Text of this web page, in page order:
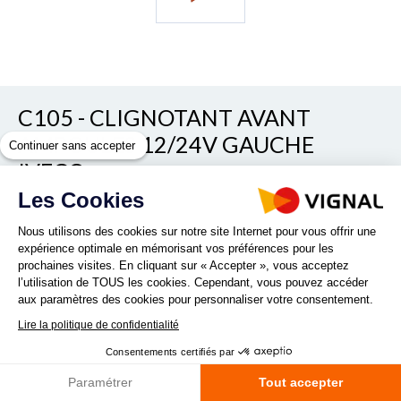
C105 - CLIGNOTANT AVANT
AMPOULES 12/24V GAUCHE
IVECO
Quantité :
Continuer sans accepter
Les Cookies
Nous utilisons des cookies sur notre site Internet pour vous offrir une
expérience optimale en mémorisant vos préférences pour les
prochaines visites. En cliquant sur « Accepter », vous acceptez
l’utilisation de TOUS les cookies. Cependant, vous pouvez accéder
aux paramètres des cookies pour personnaliser votre consentement.
Lire la politique de confidentialité
Consentements certifiés par
Paramétrer Tout accepter